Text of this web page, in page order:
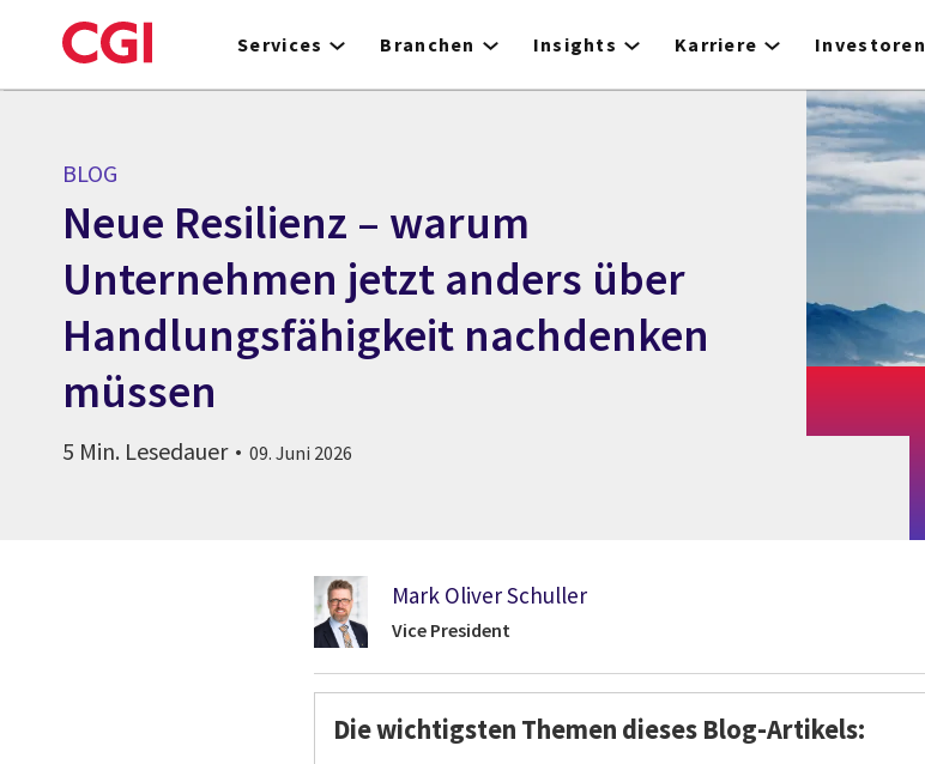
to
Services Branchen Insights Karriere Investoren
BLOG
Neue Resilienz – warum
Unternehmen jetzt anders über
Handlungsfähigkeit nachdenken
müssen
5 Min. Lesedauer 09. Juni 2026
Mark Oliver Schuller
Vice President
Die wichtigsten Themen dieses Blog-Artikels: